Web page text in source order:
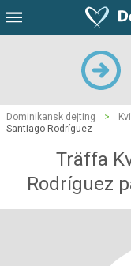
Dominikansk dejting >
Santiago Rodríguez
Träffa
Rodríguez